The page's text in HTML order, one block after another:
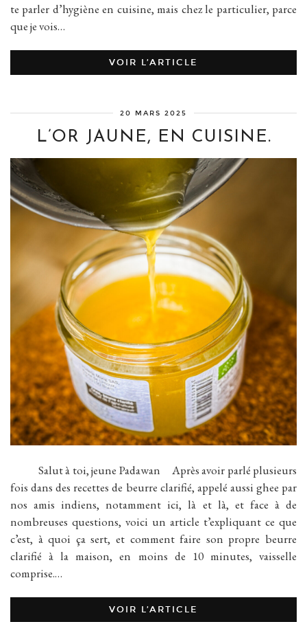
te parler d’hygiène en cuisine, mais chez le particulier, parce
que je vois…
VOIR L’ARTICLE
20 MARS 2025
L’OR JAUNE, EN CUISINE.
Salut à toi, jeune Padawan Après avoir parlé plusieurs
fois dans des recettes de beurre clarifié, appelé aussi ghee par
nos amis indiens, notamment ici, là et là, et face à de
nombreuses questions, voici un article t’expliquant ce que
c’est, à quoi ça sert, et comment faire son propre beurre
clarifié à la maison, en moins de 10 minutes, vaisselle
comprise.…
VOIR L’ARTICLE